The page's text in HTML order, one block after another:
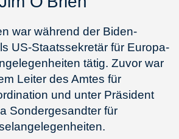
war während der Biden-
US-Staatssekretär für Europa-
tätig. Zuvor war
Leiter des Amtes für
und unter Präsident
Sondergesandter für